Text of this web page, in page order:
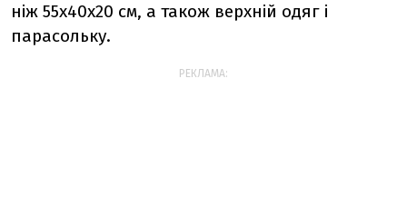
ніж 55х40х20 см, а також верхній одяг і
парасольку.
РЕКЛАМА: